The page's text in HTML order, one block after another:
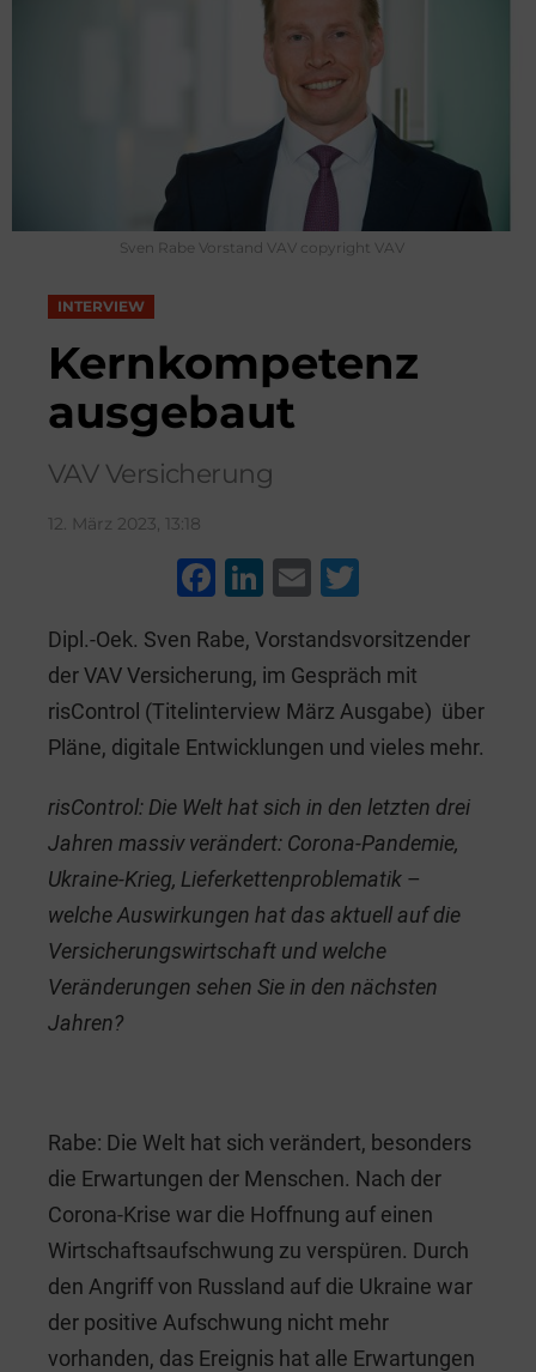
Sven Rabe Vorstand VAV copyright VAV
INTERVIEW
Kernkompetenz
ausgebaut
VAV Versicherung
12. März 2023, 13:18
F
c
e
b
o
o
k
Li
k
e
dI
n
E
ai
l
tt
er
Dipl.-Oek. Sven Rabe, Vorstandsvorsitzender
der VAV Versicherung, im Gespräch mit
risControl (Titelinterview März Ausgabe) über
Pläne, digitale Entwicklungen und vieles mehr.
risControl: Die Welt hat sich in den letzten drei
Jahren massiv verändert: Corona-Pandemie,
Ukraine-Krieg, Lieferkettenproblematik –
welche Auswirkungen hat das aktuell auf die
Versicherungswirtschaft und welche
Veränderungen sehen Sie in den nächsten
Jahren?
Rabe: Die Welt hat sich verändert, besonders
die Erwartungen der Menschen. Nach der
Corona-Krise war die Hoffnung auf einen
Wirtschaftsaufschwung zu verspüren. Durch
den Angriff von Russland auf die Ukraine war
der positive Aufschwung nicht mehr
vorhanden, das Ereignis hat alle Erwartungen